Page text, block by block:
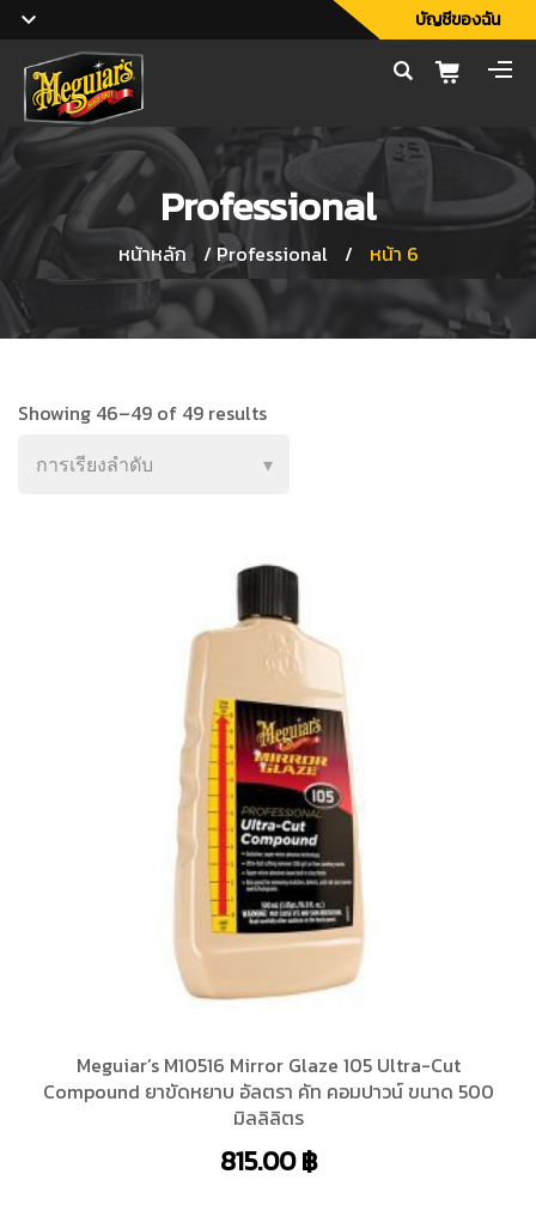
บัญชีของฉัน
Professional
หน้าหลัก / Professional / หน้า 6
Showing 46–49 of 49 results
Meguiar’s M10516 Mirror Glaze 105 Ultra-Cut
Compound ยาขัดหยาบ อัลตรา คัท คอมปาวน์ ขนาด 500
มิลลิลิตร
815.00฿